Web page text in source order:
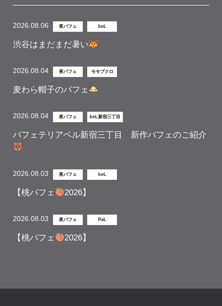
2026.08.06 夜パフェ beL
渋谷はまだまだ暑い
2026.08.04 夜パフェ モモブクロ
麦わら帽子のパフェ
2026.08.04 夜パフェ beL新宿三丁目
パフェテリアベル新宿三丁目 新作パフェのご紹介
2026.08.03 夜パフェ beL
【桃パフェ 2026】
2026.08.03 夜パフェ PaL
【桃パフェ 2026】